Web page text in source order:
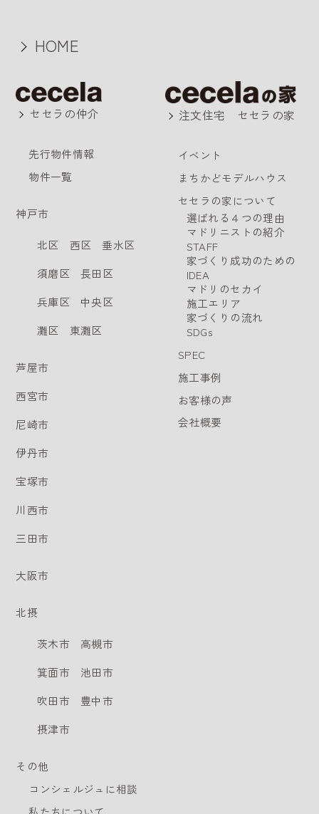
HOME
セセラの仲介
先行物件情報
物件一覧
神戸市
北区 西区
垂水区
須磨区
長田区
兵庫区
中央区
灘区
東灘区
芦屋市
西宮市
尼崎市
伊丹市
宝塚市
川西市
三田市
大阪市
北摂
茨木市
高槻市
箕面市
池田市
吹田市
豊中市
摂津市
その他
コンシェルジュに相談
注文住宅 セセラの家
イベント
まちかどモデルハウス
セセラの家について
選ばれる４つの理由
マドリニストの紹介
STAFF
家づくり成功のための
IDEA
マドリのセカイ
施工エリア
家づくりの流れ
SDGs
SPEC
施工事例
お客様の声
会社概要